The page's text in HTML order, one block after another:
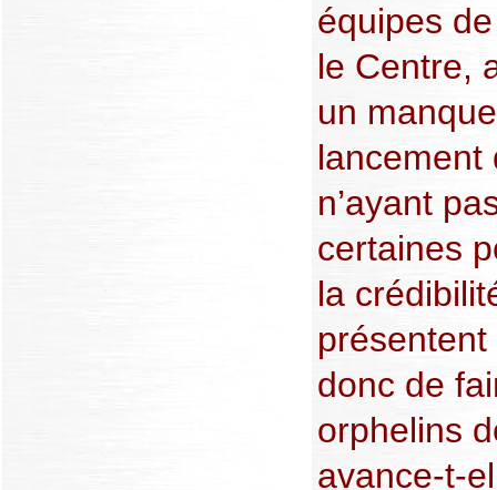
équipes
le Centre,
un
lancement
n’ayant
certaines
la
donc de
orphelins
avance-t-